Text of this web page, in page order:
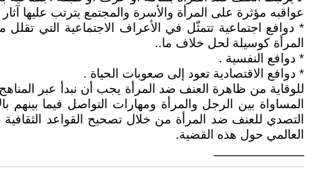
عواقبه مؤثرة على المرأة والأسرة والمجتمع يترتب عليها
* دوافع اجتماعية تتمثّل في الأعراف الاجتماعية التي
المرأة كوسيلة لحل خلاف ما..
* دوافع النفسية .
* دوافع الاقتصادية تعود إلى صعوبات الحياة .
للوقاية من ظاهرة العنف ضد المرأة يجب أن نبدأ عبر
المساواة بين الرجل والمرأة ومهارات التواصل فيما
التصدي للعنف ضد المرأة من خلال تصحيح القواعد
العالمي حول هذه القضية.